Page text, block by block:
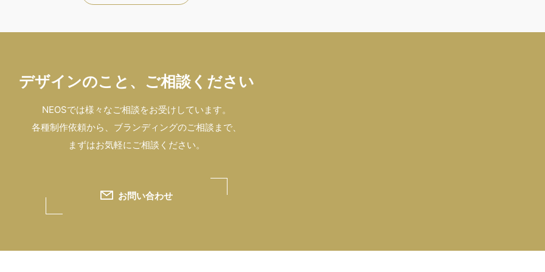
デザインのこと、ご相談ください
NEOSでは様々なご相談をお受けしています。
各種制作依頼から、ブランディングのご相談まで、
まずはお気軽にご相談ください。
お問い合わせ